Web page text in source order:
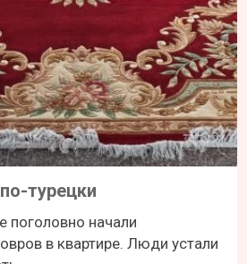
турецки
поголовно начали
в квартире. Люди устали